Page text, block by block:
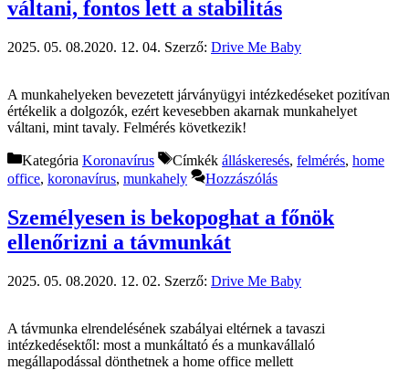
váltani, fontos lett a stabilitás
2025. 05. 08.2020. 12. 04. Szerző: Drive Me Baby
A munkahelyeken bevezetett járványügyi intézkedéseket pozitívan
értékelik a dolgozók, ezért kevesebben akarnak munkahelyet
váltani, mint tavaly. Felmérés következik!
Kategória Koronavírus Címkék álláskeresés, felmérés, home
office, koronavírus, munkahely Hozzászólás
Személyesen is bekopoghat a főnök
ellenőrizni a távmunkát
2025. 05. 08.2020. 12. 02. Szerző: Drive Me Baby
A távmunka elrendelésének szabályai eltérnek a tavaszi
intézkedésektől: most a munkáltató és a munkavállaló
megállapodással dönthetnek a home office mellett